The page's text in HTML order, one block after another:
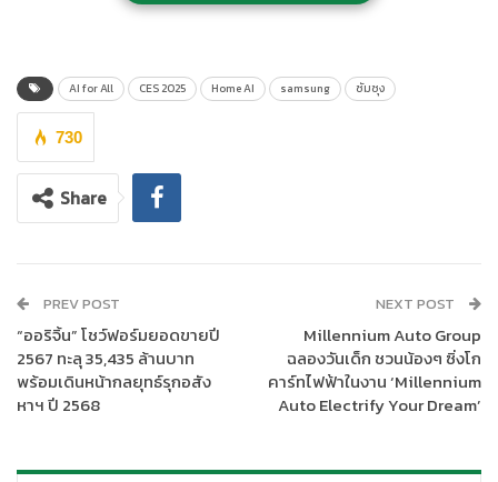
มอบความปลอดภัยขั้นสูงผ่านSamsung Knox Matrixที่ปกป้อง
ข้อมูลด้วยเทคโนโลยีบล็อกเชน และKnox Vault ที่ช่วยเพิ่มระดับการ
รักษาความปลอดภัยของข้อมูล
ฟีเจอร์ใหม่ เช่น SmartThings Ambient Sensing
ตามสภาพแวดล้อมและกิจวัตรของผู้ใช้งาน ช่วยให้บ้านทำงานร่วมกัน
ได้อย่างชาญฉลาด พร้อม
AI for All CES 2025 Home AI samsung ซัมซุง
730
Share
PREV POST
“ออริจิ้น” โชว์ฟอร์มยอดขายปี
2567 ทะลุ 35,435 ล้านบาท
พร้อมเดินหน้ากลยุทธ์รุกอสัง
หาฯ ปี 2568
NEXT POST
Millennium Auto Group
ฉลองวันเด็ก ชวนน้องๆ ซิ่งโก
คาร์ทไฟฟ้าในงาน ‘Millennium
Auto Electrify Your Dream’